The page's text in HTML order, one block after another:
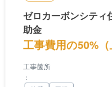
ゼロカーボンシティ
助金
工事費用の50%（
工事箇所
：